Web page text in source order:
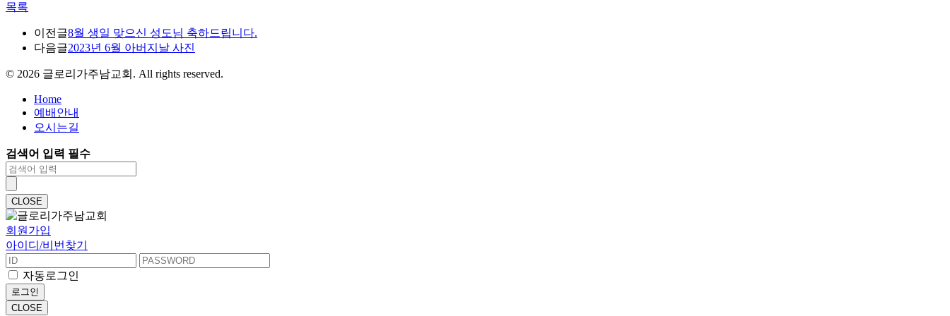
목록
이전글8월 생일 맞으신 성도님 축하드립니다.
다음글2023년 6월 아버지날 사진
© 2026 글로리가주남교회. All rights reserved.
Home
예배안내
오시는길
검색어 입력 필수
CLOSE
회원가입
아이디/비번찾기
자동로그인
로그인
CLOSE